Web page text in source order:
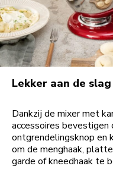
Lekker aan de slag
Dankzij de mixer met
accessoires bevestigen
ontgrendelingsknop en
om de menghaak,
garde of kneedhaak te